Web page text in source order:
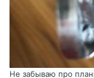
Не забываю про